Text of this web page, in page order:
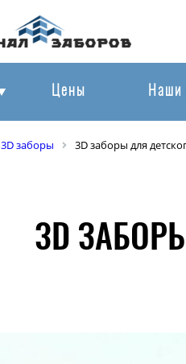
Цены Наши
3D заборы 3D заборы для
3D